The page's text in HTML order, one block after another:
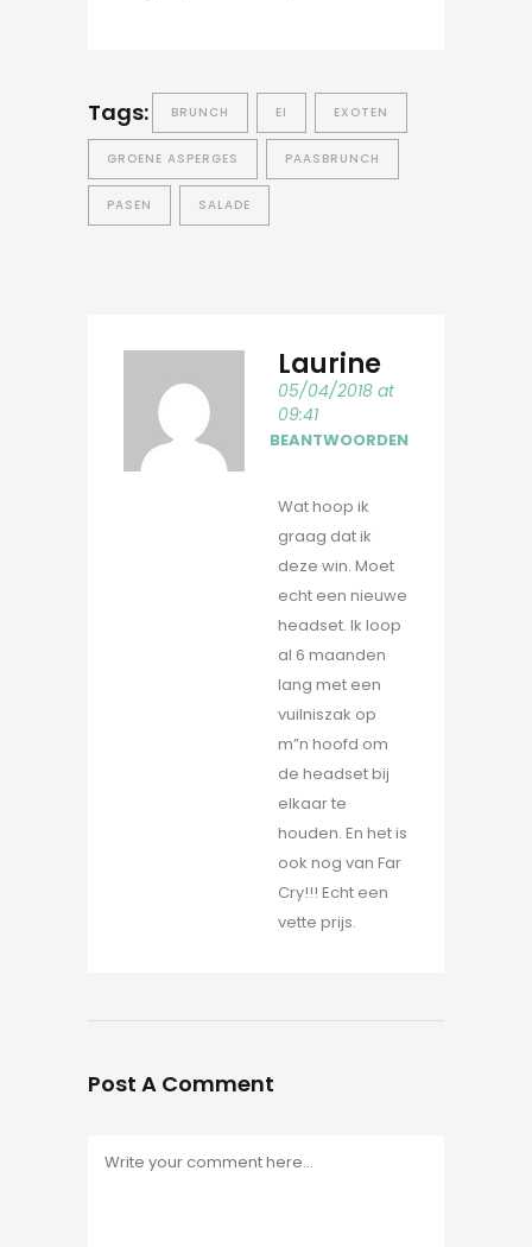
Tags: BRUNCH EI EXOTEN
GROENE ASPERGES PAASBRUNCH
PASEN SALADE
Laurine
05/04/2018 at
09:41
BEANTWOORDEN
Wat hoop ik
graag dat ik
deze win. Moet
echt een nieuwe
headset. Ik loop
al 6 maanden
lang met een
vuilniszak op
m”n hoofd om
de headset bij
elkaar te
houden. En het is
ook nog van Far
Cry!!! Echt een
vette prijs.
Post A Comment